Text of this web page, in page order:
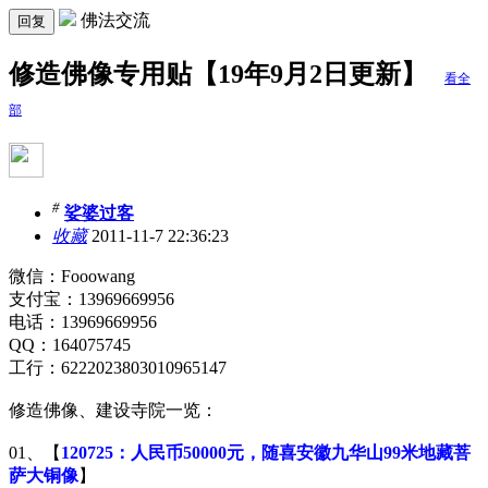
回复 佛法交流
修造佛像专用贴【19年9月2日更新】 看全
部
# 娑婆过客
收藏2011-11-7 22:36:23
微信：Fooowang
支付宝：13969669956
电话：13969669956
QQ：164075745
工行：6222023803010965147
修造佛像、建设寺院一览：
01、【 120725：人民币50000元，随喜安徽九华山99米地藏菩
萨大铜像 】